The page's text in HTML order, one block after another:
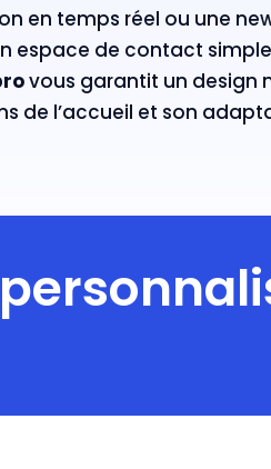
en temps réel ou une
espace de contact
vous garantit un design
de l’accueil et son